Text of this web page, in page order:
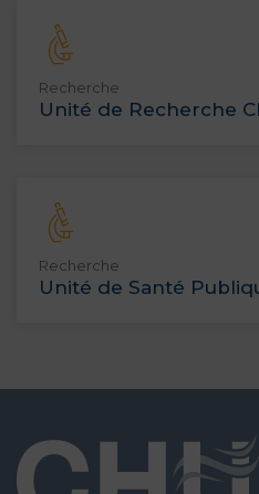
Recherche
Unité de Recherche
Recherche
Unité de Santé